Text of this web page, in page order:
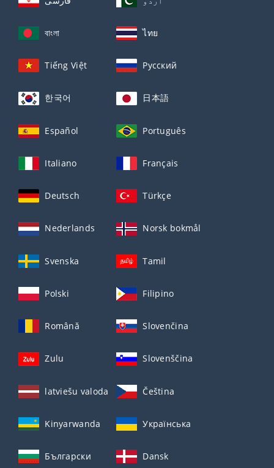
বাংলা ไทย
Tiếng Việt Русский
한국어 日本語
Español Português
Italiano Français
Deutsch Türkçe
Nederlands Norsk bokmål
Svenska Tamil
Polski Filipino
Română Slovenčina
Zulu Slovenščina
latviešu valoda Čeština
Kinyarwanda Українська
Български Dansk